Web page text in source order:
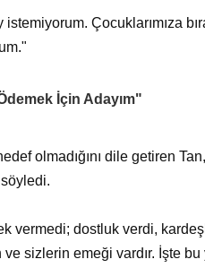
Çocuklarımıza
İçin Adayım"
olmadığını dile getiren
vermedi; dostluk verdi,
sizlerin emeği vardır. İşte